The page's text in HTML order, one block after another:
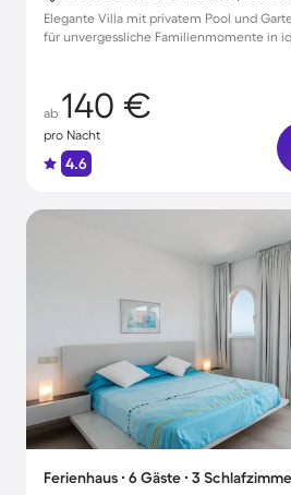
Elegante Villa mit privatem Pool und
für unvergessliche Familienmomente in
ab 140 €
pro Nacht
4.6
Ferienhaus ∙ 6 Gäste ∙ 3